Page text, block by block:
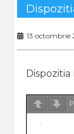
13 octombrie
Dispozitia